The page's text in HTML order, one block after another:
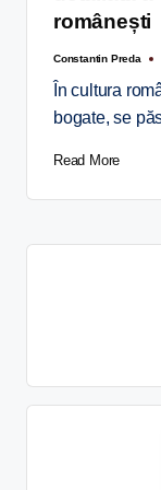
românești
Constantin Preda
În cultura
bogate, se
Read More